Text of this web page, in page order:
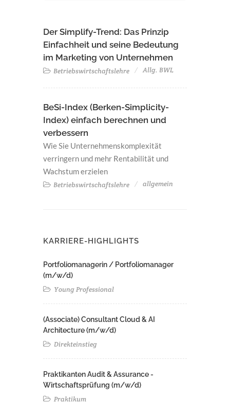
Der Simplify-Trend: Das Prinzip
Einfachheit und seine Bedeutung
im Marketing von Unternehmen
Betriebswirtschaftslehre Allg. BWL
BeSi-Index (Berken-Simplicity-
Index) einfach berechnen und
verbessern
Wie Sie Unternehmenskomplexität
verringern und mehr Rentabilität und
Wachstum erzielen
Betriebswirtschaftslehre allgemein
KARRIERE-HIGHLIGHTS
Portfoliomanagerin / Portfoliomanager
(m/w/d)
Young Professional
(Associate) Consultant Cloud & AI
Architecture (m/w/d)​ ​
Direkteinstieg
Praktikanten Audit & Assurance -
Wirtschaftsprüfung (m/w/d)
Praktikum